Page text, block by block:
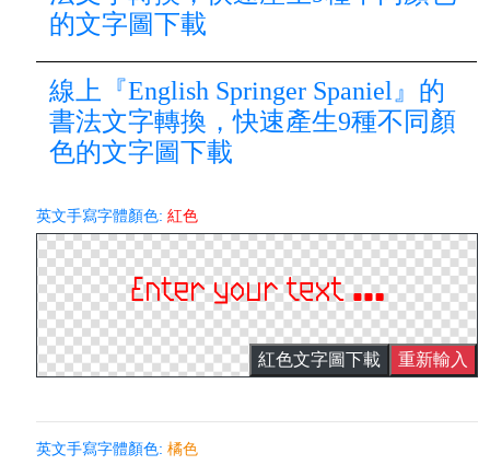
的文字圖下載
線上『English Springer Spaniel』的
書法文字轉換，快速產生9種不同顏
色的文字圖下載
英文手寫字體顏色:紅色
紅色文字圖下載 重新輸入
英文手寫字體顏色:橘色